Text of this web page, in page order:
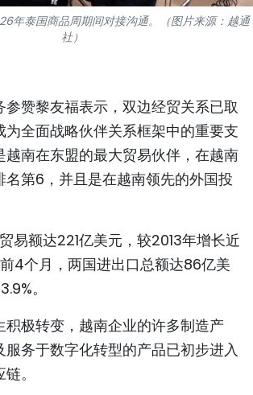
多功能媒体
图表新闻
视频
人民报社简介
ENGLISH
FRANÇAIS
РУССКИЙ
年泰国商品周期间对接沟通。（图片来源：越通
社）
参赞黎友福表示，双边经贸关系已取
为全面战略伙伴关系框架中的重要支
越南在东盟的最大贸易伙伴，在越南
名第6，并且是在越南领先的外国投
易额达221亿美元，较2013年增长近
4个月，两国进出口总额达86亿美
。
积极转变，越南企业的许多制造产
服务于数字化转型的产品已初步进入
。